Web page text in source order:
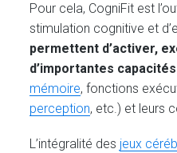
Pour cela, CogniFit est
stimulation cognitive et
permettent d’activer,
d’importantes
mémoire, fonctions
perception, etc.) et leurs
L’intégralité des jeux